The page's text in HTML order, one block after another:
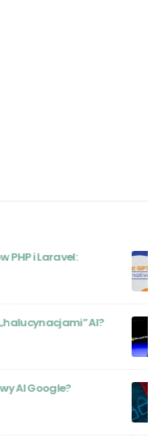
GPT: Przewodnik
with Bing do
Wstrząsające Informacje o